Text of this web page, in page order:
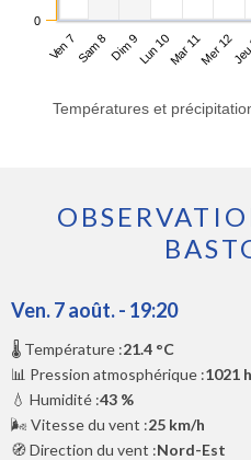
Ven 7Sam 8Dim 9Lun 10Mar 11Mer 12
0
Températures et
Ven. 7 août. - 19:20
🌡️ Température :21.4 °C
📊 Pression atmosphérique :1021
💧 Humidité :43 %
🌬️ Vitesse du vent :25 km/h
🧭 Direction du vent :Nord-Est